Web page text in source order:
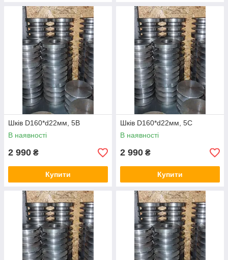
Шків D160*d22мм, 5В
В наявності
2 990 ₴
Купити
Шків D160*d22мм, 5С
В наявності
2 990 ₴
Купити